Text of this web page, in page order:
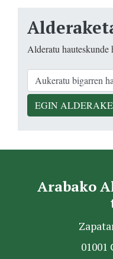
Alderatu hauteskunde
EGIN
Arabako
01001